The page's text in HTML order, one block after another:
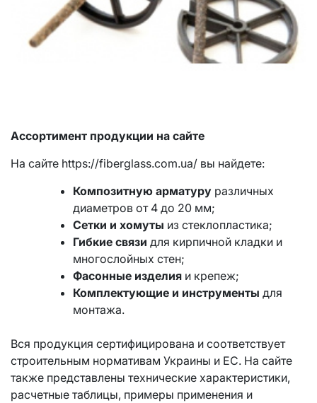
Ассортимент продукции на сайте
На сайте https://fiberglass.com.ua/ вы найдете:
Композитную арматуру различных
диаметров от 4 до 20 мм;
Сетки и хомуты из стеклопластика;
Гибкие связи для кирпичной кладки и
многослойных стен;
Фасонные изделия и крепеж;
Комплектующие и инструменты для
монтажа.
Вся продукция сертифицирована и соответствует
строительным нормативам Украины и ЕС. На сайте
также представлены технические характеристики,
расчетные таблицы, примеры применения и